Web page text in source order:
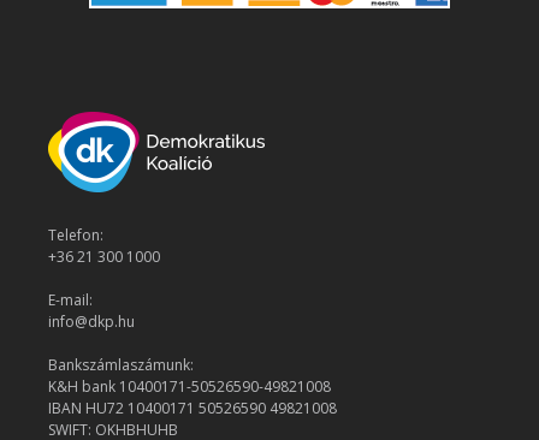
Telefon:
+36 21 300 1000
E-mail:
info@dkp.hu
Bankszámlaszámunk:
K&H bank 10400171-50526590-49821008
IBAN HU72 10400171 50526590 49821008
SWIFT: OKHBHUHB